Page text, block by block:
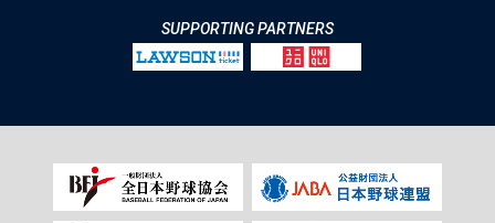
SUPPORTING PARTNERS